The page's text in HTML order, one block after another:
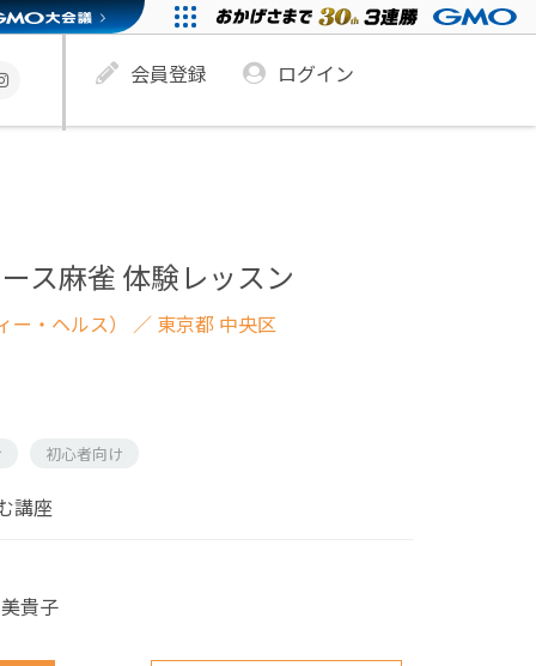
会員登録 ログイン
ス麻雀 体験レッスン
・ヘルス） ／ 東京都 中央区
初心者向け
講座
貴子